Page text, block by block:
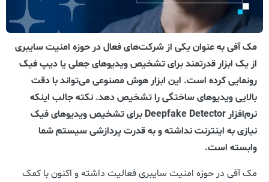
مک آفی به عنوان یکی از شرکت‌های فعال در حوزه امنیت سایبری
از یک ابزار قدرتمند برای تشخیص ویدیوهای جعلی یا دیپ فیک
رونمایی کرده است. این ابزار هوش مصنوعی می‌تواند با دقت
بالایی ویدیوهای ساختگی را تشخیص دهد. نکته جالب اینکه
نرم‌افزار Deepfake Detector برای تشخیص ویدیوهای فیک
نیازی به اینترنت نداشته و به قدرت پردازشی سیستم شما
وابسته است.
مک‌ آفی در حوزه‌ امنیت سایبری فعالیت داشته و اکنون با کمک